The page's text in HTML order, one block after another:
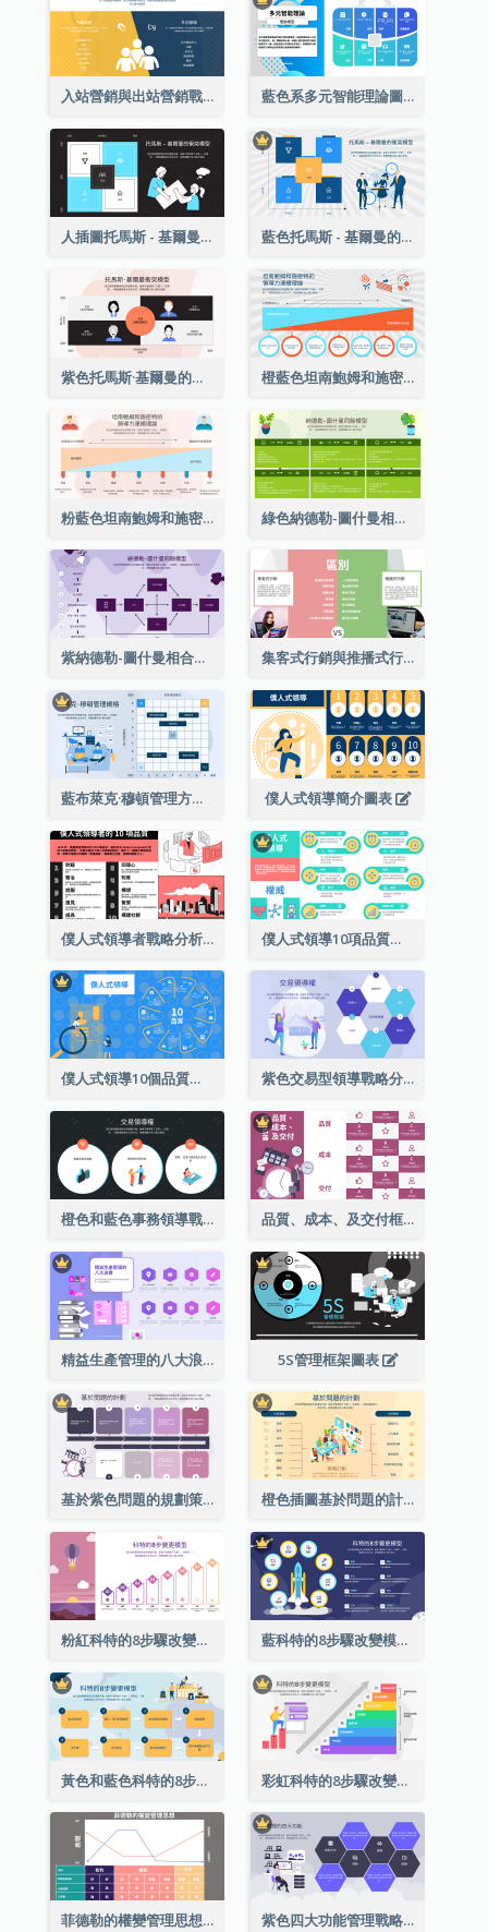
入站營銷與出站營銷戰略分析 藍色系多元智能理論圖表
人插圖托馬斯 - 基爾曼的衝突模型戰略分析 藍色托馬斯 - 基爾曼的衝突模型戰略分析
紫色托馬斯·基爾曼的衝突模型戰略分析 橙藍色坦南鮑姆和施密特的領導連續論戰略分析
粉藍色坦南鮑姆和施密特的領導連續論戰略分析 綠色納德勒-圖什曼相合型號戰略分析
紫納德勒-圖什曼相合型號戰略分析 集客式行銷與推播式行銷多項對比
藍布萊克·穆頓管理方格戰略分析 僕人式領導簡介圖表
僕人式領導者戰略分析的10項品質 僕人式領導10項品質彩色圖解
僕人式領導10個品質環型圖解 紫色交易型領導戰略分析
橙色和藍色事務領導戰略分析 品質、成本、及交付框架結構
精益生產管理的八大浪費 5S管理框架圖表
基於紫色問題的規劃策略分析 橙色插圖基於問題的計劃策略分析
粉紅科特的8步驟改變模式戰略分析 藍科特的8步驟改變模式戰略分析
黃色和藍色科特的8步驟改變模式戰略分析 彩虹科特的8步驟改變模式戰略分析
菲德勒的權變管理思想圖表分析 紫色四大功能管理戰略分析